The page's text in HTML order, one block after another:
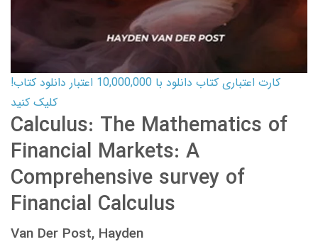
کارت اعتباری کتاب دانلود با 10,000,000 اعتبار دانلود کتاب!
کلیک کنید
Calculus: The Mathematics of
Financial Markets: A
Comprehensive survey of
Financial Calculus
Van Der Post, Hayden